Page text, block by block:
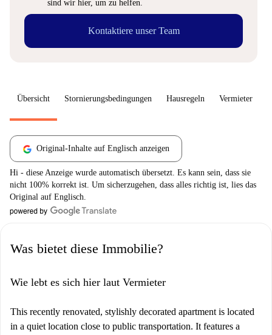
sind wir hier, um zu helfen.
Kontaktiere unser Team
Übersicht Stornierungsbedingungen Hausregeln Vermieter
Original-Inhalte auf Englisch anzeigen
Hi - diese Anzeige wurde automatisch übersetzt. Es kann sein, dass sie
nicht 100% korrekt ist. Um sicherzugehen, dass alles richtig ist, lies das
Original auf Englisch.
Was bietet diese Immobilie?
Wie lebt es sich hier laut Vermieter
This recently renovated, stylishly decorated apartment is located
in a quiet location close to public transportation. It features a